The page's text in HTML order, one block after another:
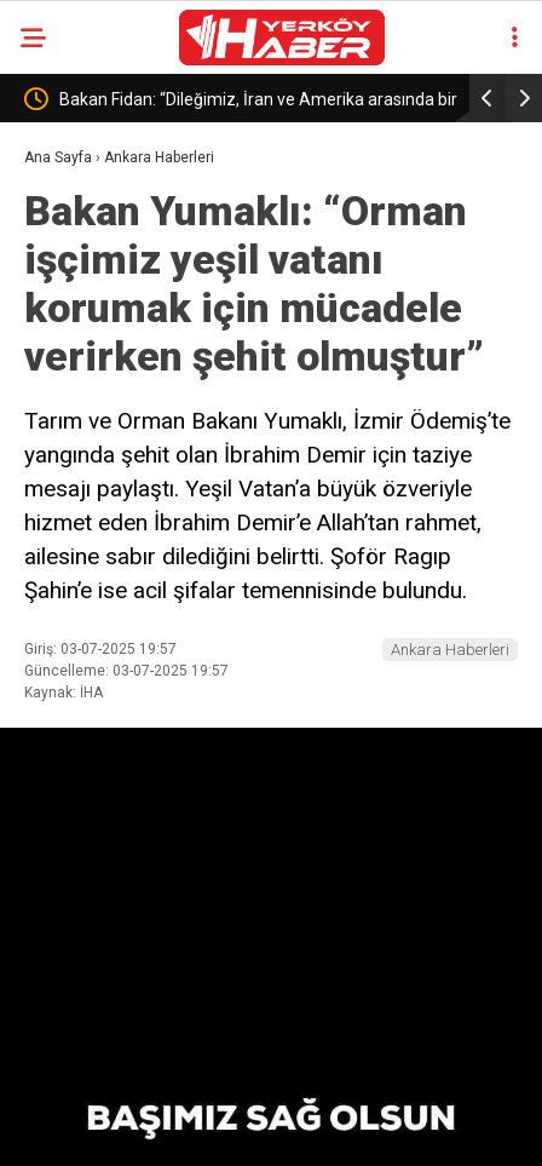
Bakan Fidan: “Dileğimiz, İran ve Amerika arasında bir
anlaşmaya tekrar dönülmesi”
Yayman:
Ana Sayfa › Ankara Haberleri
Bakan Yumaklı: “Orman
işçimiz yeşil vatanı
korumak için mücadele
verirken şehit olmuştur”
Tarım ve Orman Bakanı Yumaklı, İzmir Ödemiş’te
yangında şehit olan İbrahim Demir için taziye
mesajı paylaştı. Yeşil Vatan’a büyük özveriyle
hizmet eden İbrahim Demir’e Allah’tan rahmet,
ailesine sabır dilediğini belirtti. Şoför Ragıp
Şahin’e ise acil şifalar temennisinde bulundu.
Giriş: 03-07-2025 19:57
Güncelleme: 03-07-2025 19:57
Kaynak: İHA
Ankara Haberleri